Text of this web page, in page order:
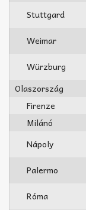
Stuttgard
Weimar
Würzburg
Olaszország
Firenze
Milánó
Nápoly
Palermo
Róma